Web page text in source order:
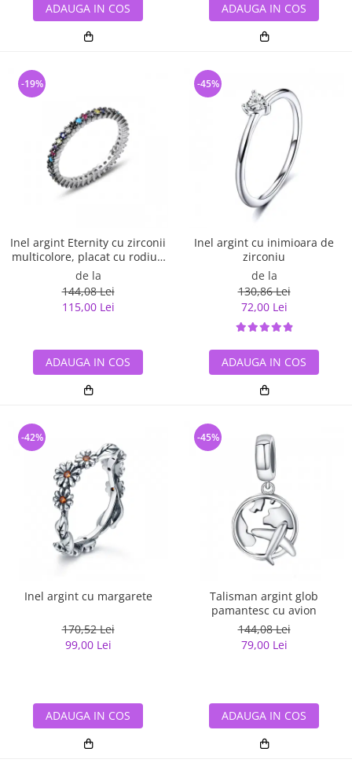
ADAUGA IN COS ADAUGA IN COS
Inel argint Eternity cu zirconii
multicolore, placat cu rodiu -
ITU0229
de la
144,08 Lei
115,00 Lei
-19%
ADAUGA IN COS
Inel argint cu inimioara de
zirconiu
de la
130,86 Lei
72,00 Lei
-45%
ADAUGA IN COS
Inel argint cu margarete
170,52 Lei
99,00 Lei
-42%
ADAUGA IN COS
Talisman argint glob
pamantesc cu avion
144,08 Lei
79,00 Lei
-45%
ADAUGA IN COS